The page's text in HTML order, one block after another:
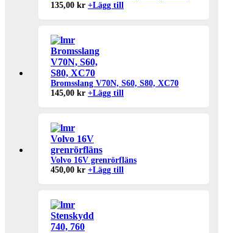
135,00 kr +Lägg till
Bromsslang V70N, S60, S80, XC70
145,00 kr +Lägg till
Volvo 16V grenrörfläns
450,00 kr +Lägg till